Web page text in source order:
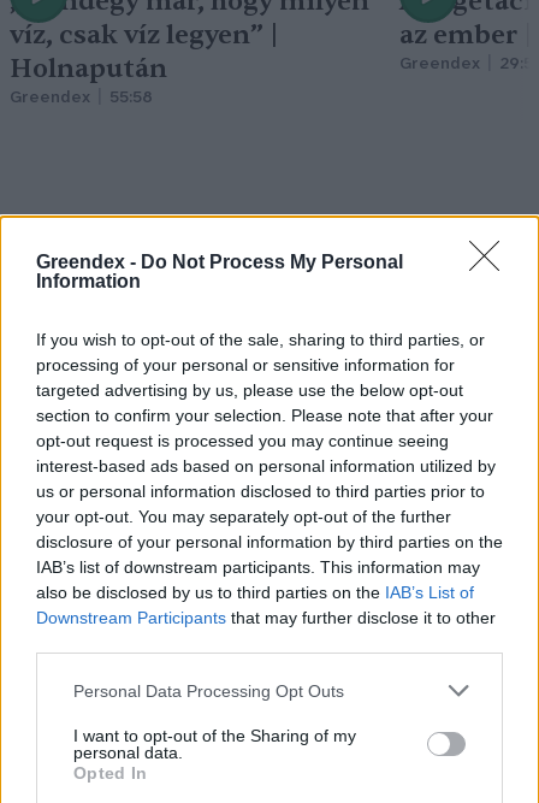
Greendex - Do Not Process My Personal
Information
If you wish to opt-out of the sale, sharing to third parties, or
processing of your personal or sensitive information for
targeted advertising by us, please use the below opt-out
section to confirm your selection. Please note that after your
opt-out request is processed you may continue seeing
interest-based ads based on personal information utilized by
us or personal information disclosed to third parties prior to
your opt-out. You may separately opt-out of the further
disclosure of your personal information by third parties on the
IAB’s list of downstream participants. This information may
also be disclosed by us to third parties on the IAB’s List of
Downstream Participants that may further disclose it to other
Personal Data Processing Opt Outs
I want to opt-out of the Sharing of my
personal data.
Opted In
víz, csak víz legyen” |
Holnapután
Greendex 55:58
az ember
Greendex
Negatív vízállások,
vízkorlátozások: miképp
takarékoskodhatsz a vízzel?
ÉLŐ BOLYGÓNK Granát-Galló Tímea 5 perc